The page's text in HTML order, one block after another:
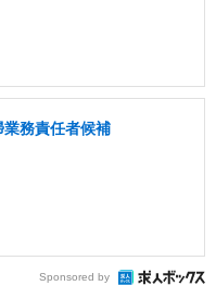
務責任者候補
Sponsored by